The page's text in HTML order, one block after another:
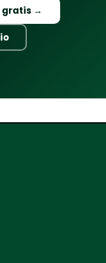
gratis →